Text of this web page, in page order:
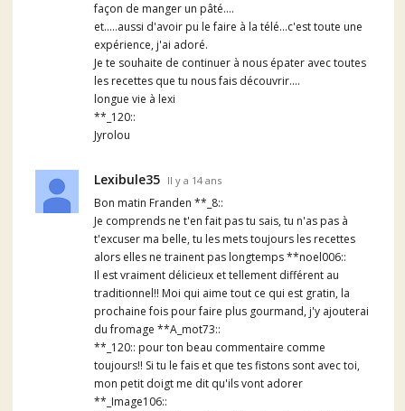
façon de manger un pâté....
et.....aussi d'avoir pu le faire à la télé...c'est toute une
expérience, j'ai adoré.
Je te souhaite de continuer à nous épater avec toutes
les recettes que tu nous fais découvrir....
longue vie à lexi
**_120::
Jyrolou
Lexibule35 Il y a 14 ans
Bon matin Franden **_8::
Je comprends ne t'en fait pas tu sais, tu n'as pas à
t'excuser ma belle, tu les mets toujours les recettes
alors elles ne trainent pas longtemps **noel006::
Il est vraiment délicieux et tellement différent au
traditionnel!! Moi qui aime tout ce qui est gratin, la
prochaine fois pour faire plus gourmand, j'y ajouterai
du fromage **A_mot73::
**_120:: pour ton beau commentaire comme
toujours!! Si tu le fais et que tes fistons sont avec toi,
mon petit doigt me dit qu'ils vont adorer
**_Image106::